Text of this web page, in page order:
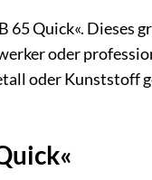
65 Quick«. Dieses
oder
oder Kunststoff